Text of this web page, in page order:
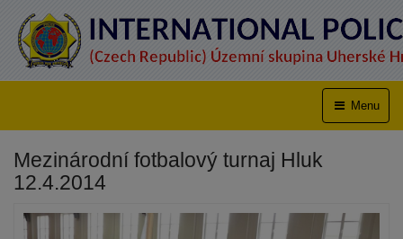
Menu
Mezinárodní fotbalový turnaj Hluk
12.4.2014